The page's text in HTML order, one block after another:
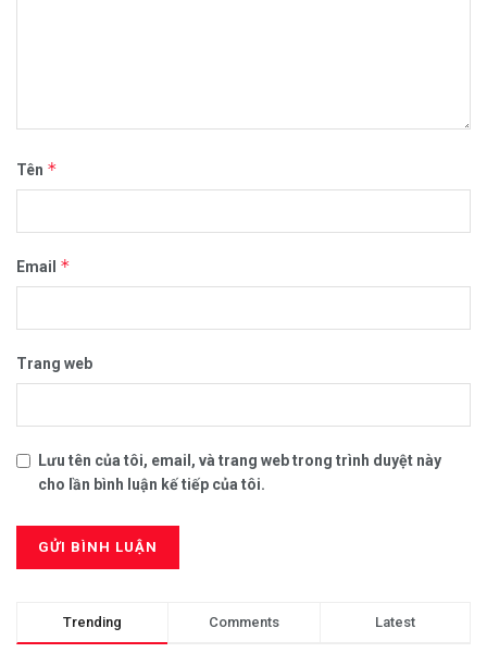
Tên *
Email *
Trang web
Lưu tên của tôi, email, và trang web trong trình duyệt này
cho lần bình luận kế tiếp của tôi.
Trending Comments Latest